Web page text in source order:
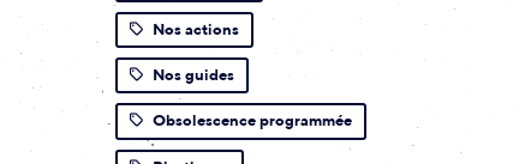
Nos actions
Nos guides
Obsolescence programmée